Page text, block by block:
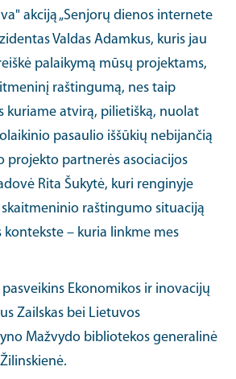
akciją „Senjorų dienos internete
Valdas Adamkus, kuris jau
palaikymą mūsų projektams,
raštingumą, nes taip
kuriame atvirą, pilietišką, nuolat
pasaulio iššūkių nebijančią
projekto partnerės asociacijos
Rita Šukytė, kuri renginyje
raštingumo situaciją
kontekste – kuria linkme mes
Ekonomikos ir inovacijų
Zailskas bei Lietuvos
Mažvydo bibliotekos generalinė